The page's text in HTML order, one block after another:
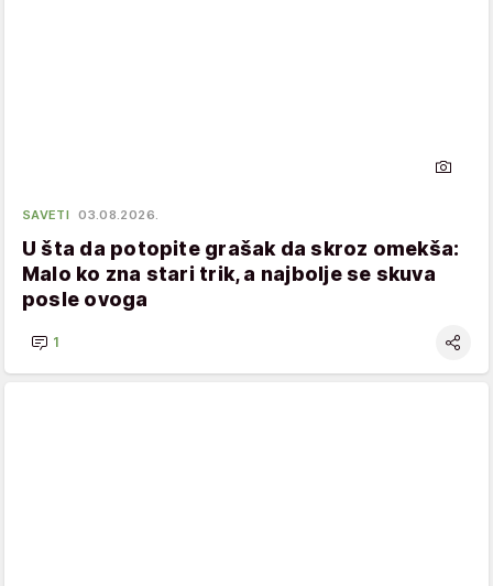
SAVETI 03.08.2026.
U šta da potopite grašak da skroz omekša:
Malo ko zna stari trik, a najbolje se skuva
posle ovoga
1